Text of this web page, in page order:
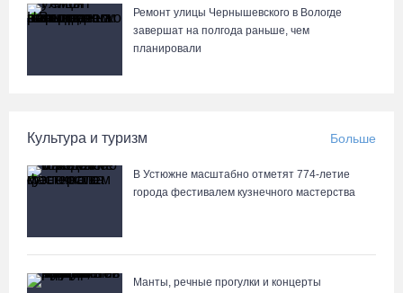
Ремонт улицы Чернышевского в Вологде
завершат на полгода раньше, чем
планировали
Культура и туризм Больше
В Устюжне масштабно отметят 774-летие
города фестивалем кузнечного мастерства
Манты, речные прогулки и концерты